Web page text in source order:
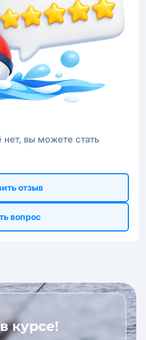
вы можете стать
отзыв
вопрос
курсе!